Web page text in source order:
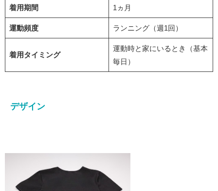
着用期間 1ヵ月
運動頻度 ランニング（週1回）
着用タイミング
運動時と家にいるとき（基本
毎日）
デザイン